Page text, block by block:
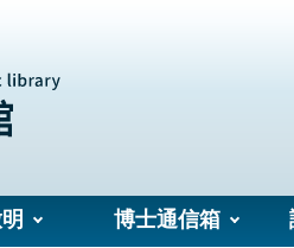
博士通信箱